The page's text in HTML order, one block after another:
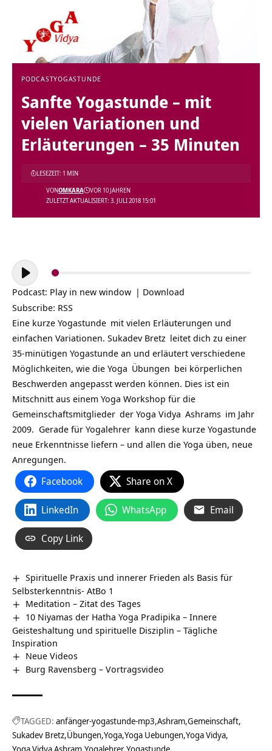
PODCASTYOGASTUNDE
Sanfte Yogastunde – mit
vielen Variationen und
Erläuterungen – 35 Minuten
ZULETZT AKTUALISIERT: 3. JULI 2018 15:01
VONOMKARA VOR 10 JAHREN
LESEZEIT: 1 MIN
Audio-
Player
Podcast: Play in new window | Download
Subscribe: RSS
Eine kurze Yogastunde mit vielen Erläuterungen und
einfachen Variationen. Sukadev Bretz leitet dich zu einer
35-minütigen Yogastunde an und erläutert verschiedene
Möglichkeiten, wie die Yoga Übungen bei körperlichen
Beschwerden angepasst werden können. Dies ist ein
Mitschnitt aus einem Yoga Workshop für die
Gemeinschaftsmitglieder der Yoga Vidya Ashrams im Jahr
2009. Gerade für Yogalehrer kann diese kurze Yogastunde
neue Erkenntnisse liefern – und allen die Yoga üben, neue
Anregungen.
Facebook Share on X
LinkedIn WhatsApp Email
Copy Link
Spirituelle Praxis und innerer Frieden als Basis für
Selbsterkenntnis- AtBo 1
Meditation – Zitat des Tages
10 Niyamas der Hatha Yoga Pradipika – Innere
Geisteshaltung und spirituelle Disziplin – Tägliche
Inspiration
Neue Videos
Burg Ravensberg‏‎ – Vortragsvideo
TAGGED: anfänger-yogastunde-mp3 Ashram Gemeinschaft
Sukadev Bretz Übungen Yoga Yoga Uebungen Yoga Vidya